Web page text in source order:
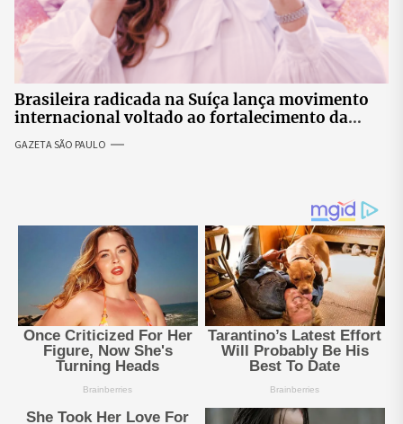
Brasileira radicada na Suíça lança movimento
internacional voltado ao fortalecimento da
identidade feminina
GAZETA SÃO PAULO